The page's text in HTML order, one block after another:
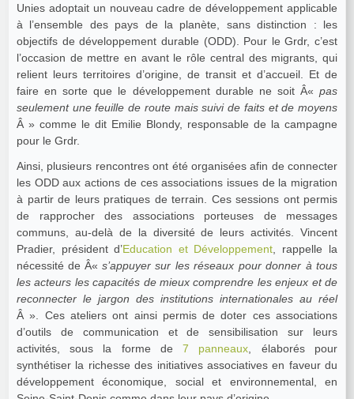
Unies adoptait un nouveau cadre de développement applicable
à l’ensemble des pays de la planète, sans distinction : les
objectifs de développement durable (ODD). Pour le Grdr, c’est
l’occasion de mettre en avant le rôle central des migrants, qui
relient leurs territoires d’origine, de transit et d’accueil. Et de
faire en sorte que le développement durable ne soit Â« pas
seulement une feuille de route mais suivi de faits et de moyens
Â » comme le dit Emilie Blondy, responsable de la campagne
pour le Grdr.
Ainsi, plusieurs rencontres ont été organisées afin de connecter
les ODD aux actions de ces associations issues de la migration
à partir de leurs pratiques de terrain. Ces sessions ont permis
de rapprocher des associations porteuses de messages
communs, au-delà de la diversité de leurs activités. Vincent
Pradier, président d’Education et Développement , rappelle la
nécessité de Â« s’appuyer sur les réseaux pour donner à tous
les acteurs les capacités de mieux comprendre les enjeux et de
reconnecter le jargon des institutions internationales au réel
Â ». Ces ateliers ont ainsi permis de doter ces associations
d’outils de communication et de sensibilisation sur leurs
activités, sous la forme de 7 panneaux , élaborés pour
synthétiser la richesse des initiatives associatives en faveur du
développement économique, social et environnemental, en